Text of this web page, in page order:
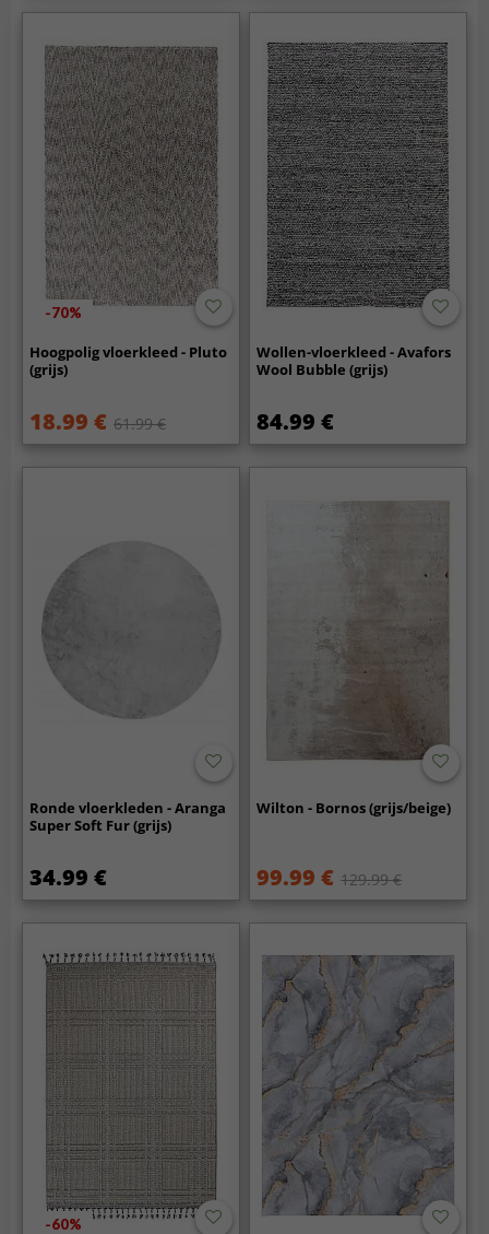
-70%
Hoogpolig vloerkleed - Pluto
(grijs)
18.99 € 61.99 €
Wollen-vloerkleed - Avafors
Wool Bubble (grijs)
84.99 €
Ronde vloerkleden - Aranga
Super Soft Fur (grijs)
34.99 €
Wilton - Bornos (grijs/beige)
99.99 € 129.99 €
-60%